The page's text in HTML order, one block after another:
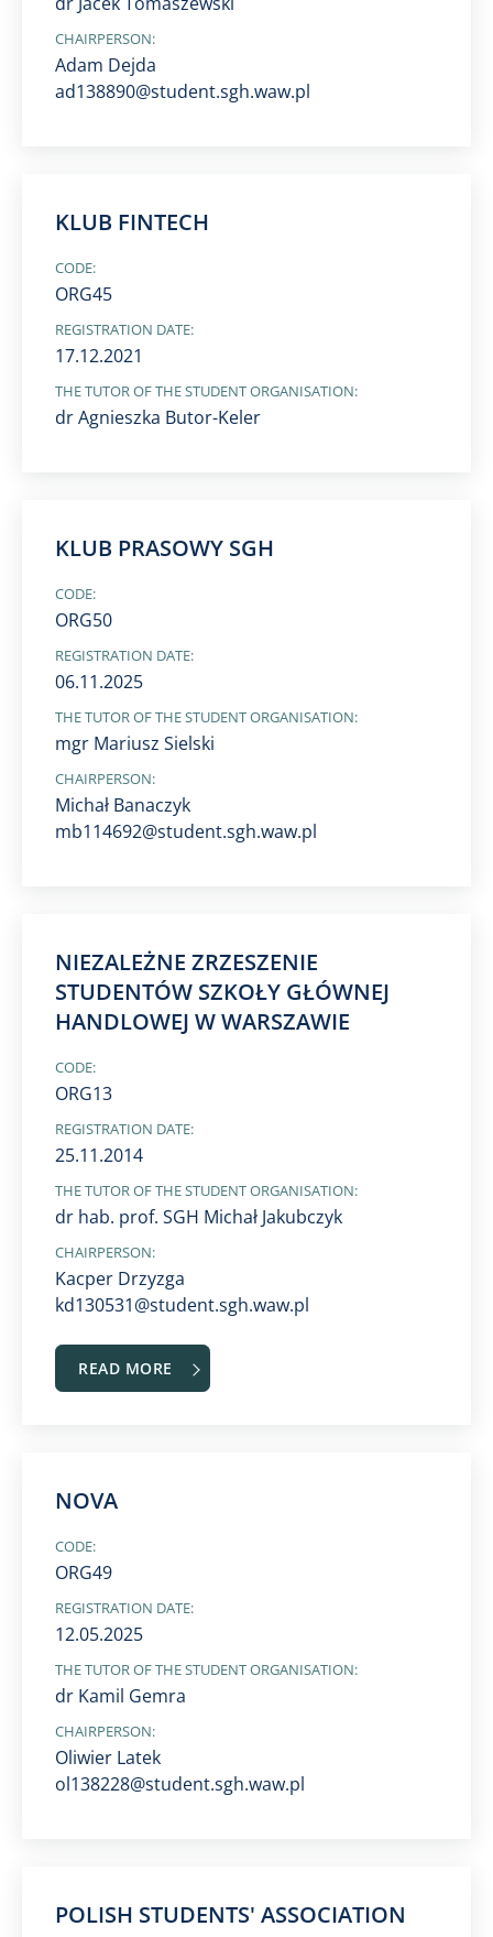
CHAIRPERSON:
Adam Dejda
ad138890@student.sgh.waw.pl
KLUB FINTECH
CODE:
ORG45
REGISTRATION DATE:
17.12.2021
THE TUTOR OF THE STUDENT ORGANISATION:
dr Agnieszka Butor-Keler
KLUB PRASOWY SGH
CODE:
ORG50
REGISTRATION DATE:
06.11.2025
THE TUTOR OF THE STUDENT ORGANISATION:
mgr Mariusz Sielski
CHAIRPERSON:
Michał Banaczyk
mb114692@student.sgh.waw.pl
NIEZALEŻNE ZRZESZENIE
STUDENTÓW SZKOŁY GŁÓWNEJ
HANDLOWEJ W WARSZAWIE
CODE:
ORG13
REGISTRATION DATE:
25.11.2014
THE TUTOR OF THE STUDENT ORGANISATION:
dr hab. prof. SGH Michał Jakubczyk
CHAIRPERSON:
Kacper Drzyzga
kd130531@student.sgh.waw.pl
READ MORE
NOVA
CODE:
ORG49
REGISTRATION DATE:
12.05.2025
THE TUTOR OF THE STUDENT ORGANISATION:
dr Kamil Gemra
CHAIRPERSON:
Oliwier Latek
ol138228@student.sgh.waw.pl
POLISH STUDENTS' ASSOCIATION